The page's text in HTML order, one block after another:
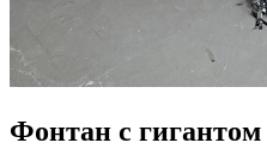
Фонтан с гигантом